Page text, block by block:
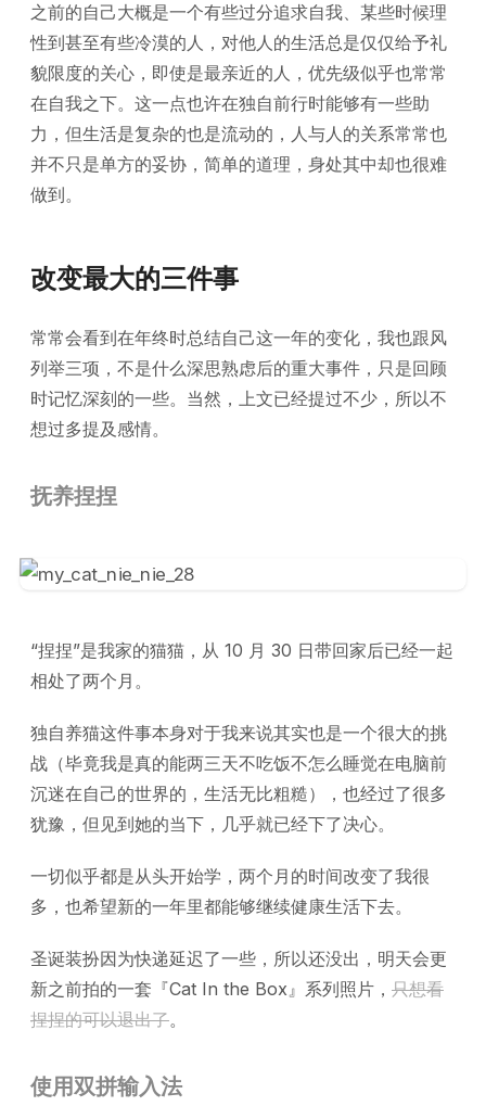
之前的自己大概是一个有些过分追求自我、某些时候理
性到甚至有些冷漠的人，对他人的生活总是仅仅给予礼
貌限度的关心，即使是最亲近的人，优先级似乎也常常
在自我之下。这一点也许在独自前行时能够有一些助
力，但生活是复杂的也是流动的，人与人的关系常常也
并不只是单方的妥协，简单的道理，身处其中却也很难
做到。
改变最大的三件事
常常会看到在年终时总结自己这一年的变化，我也跟风
列举三项，不是什么深思熟虑后的重大事件，只是回顾
时记忆深刻的一些。当然，上文已经提过不少，所以不
想过多提及感情。
抚养捏捏
“捏捏”是我家的猫猫，从 10 月 30 日带回家后已经一起
相处了两个月。
独自养猫这件事本身对于我来说其实也是一个很大的挑
战（毕竟我是真的能两三天不吃饭不怎么睡觉在电脑前
沉迷在自己的世界的，生活无比粗糙），也经过了很多
犹豫，但见到她的当下，几乎就已经下了决心。
一切似乎都是从头开始学，两个月的时间改变了我很
多，也希望新的一年里都能够继续健康生活下去。
圣诞装扮因为快递延迟了一些，所以还没出，明天会更
新之前拍的一套『Cat In the Box』系列照片， 只想看
捏捏的可以退出了。
使用双拼输入法